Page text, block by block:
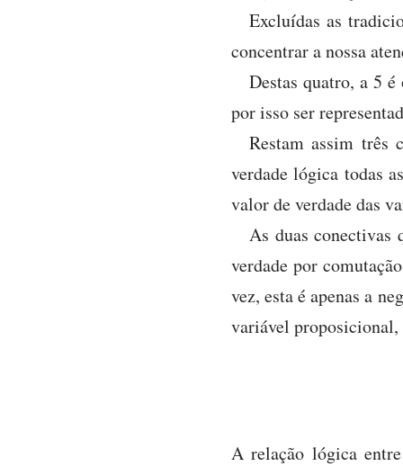
Excluídas as
concentrar a nossa
Destas quatro, a 5
por isso ser
Restam assim três
verdade lógica todas
valor de verdade das
As duas conectivas
verdade por
vez, esta é apenas a
variável proposicional,
A relação lógica